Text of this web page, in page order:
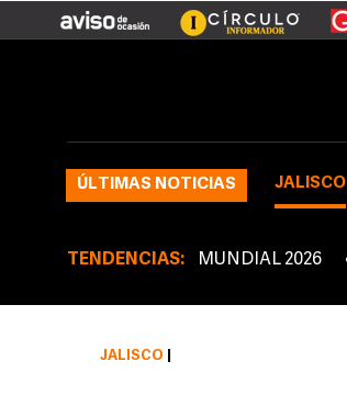
ÚLTIMAS NOTICIAS JALISCO
TENDENCIAS: MUNDIAL 2026
JALISCO